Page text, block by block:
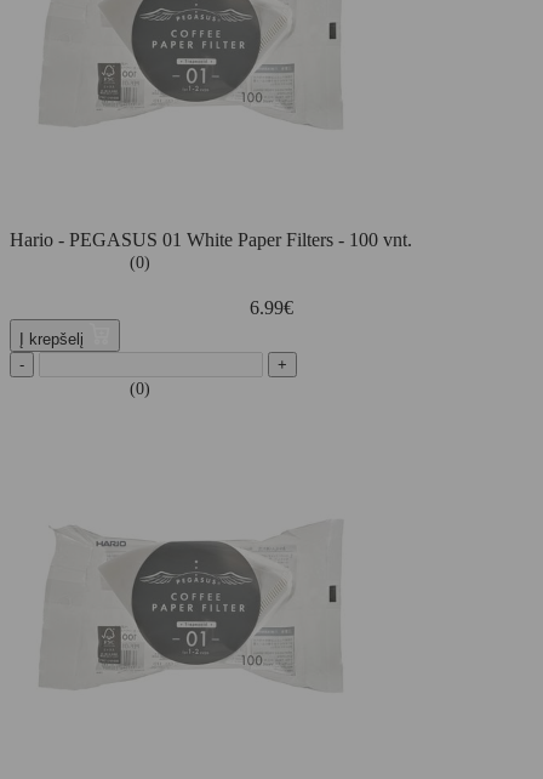
Hario - PEGASUS 01 White Paper Filters - 100 vnt.
(0)
6.99€
Į krepšelį
-
+
(0)